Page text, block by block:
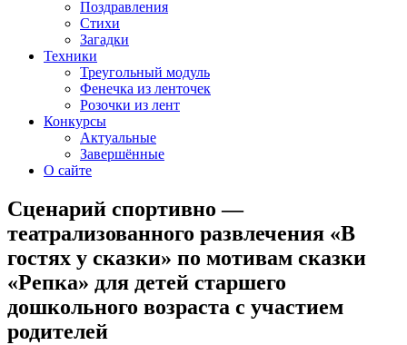
Поздравления
Стихи
Загадки
Техники
Треугольный модуль
Фенечка из ленточек
Розочки из лент
Конкурсы
Актуальные
Завершённые
О сайте
Сценарий спортивно —
театрализованного развлечения «В
гостях у сказки» по мотивам сказки
«Репка» для детей старшего
дошкольного возраста с участием
родителей